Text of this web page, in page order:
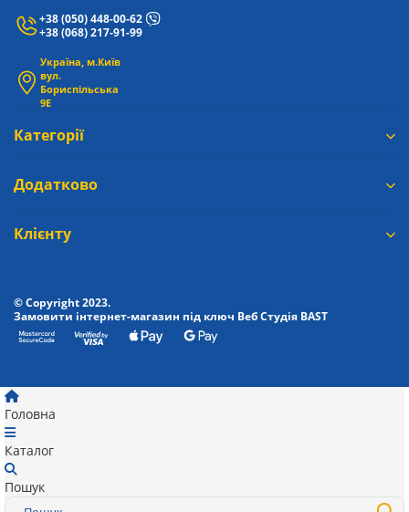
+38 (050) 448-00-62
+38 (068) 217-91-99
Україна, м.Київ
вул.
Бориспільська
9Е
Категорії
Додатково
Клієнту
© Copyright 2023.
Замовити інтернет-магазин під ключ Веб Студія BAST
Головна
Каталог
Пошук